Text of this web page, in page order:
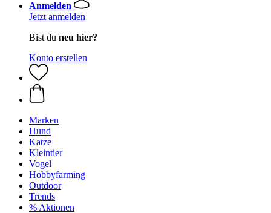
Anmelden
Jetzt anmelden
Bist du neu hier?
Konto erstellen
Marken
Hund
Katze
Kleintier
Vogel
Hobbyfarming
Outdoor
Trends
% Aktionen